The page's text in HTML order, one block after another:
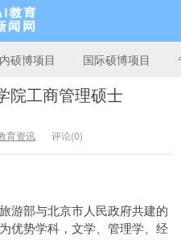
硕博项目 国际硕博项目
院工商管理硕士
育资讯 评论(0)
游部与北京市人民政府共建的
优势学科，文学、管理学、经